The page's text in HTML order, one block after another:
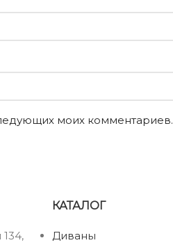
моих комментариев.
КАТАЛОГ
Диваны